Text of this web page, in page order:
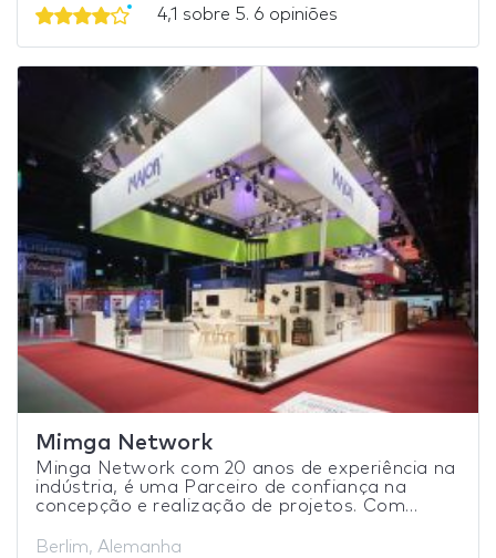
4,1 sobre 5. 6 opiniões
Mimga Network
Minga Network com 20 anos de experiência na
indústria, é uma Parceiro de confiança na
concepção e realização de projetos. Com...
Berlim, Alemanha